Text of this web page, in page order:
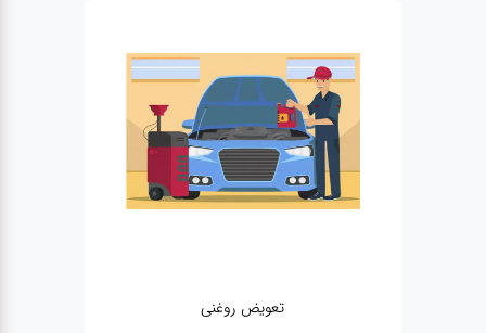
تعویض روغنی